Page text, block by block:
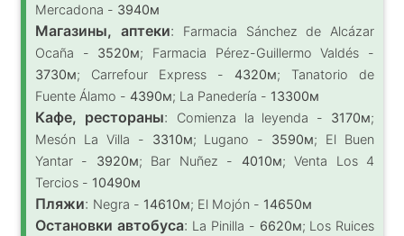
Mercadona - 3940м
Магазины, аптеки:
Farmacia Sánchez de Alcázar
Ocaña - 3520м; Farmacia Pérez-Guillermo Valdés -
3730м; Carrefour Express - 4320м; Tanatorio de
Fuente Álamo - 4390м; La Panedería - 13300м
Кафе, рестораны: Comienza la leyenda - 3170м;
Mesón La Villa - 3310м; Lugano - 3590м; El Buen
Yantar - 3920м; Bar Nuñez - 4010м; Venta Los 4
Tercios - 10490м
Пляжи: Negra - 14610м; El Mojón - 14650м
Остановки автобуса: La Pinilla - 6620м; Los Ruices